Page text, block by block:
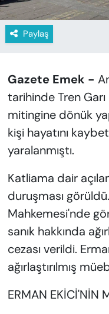
Paylaş
Gazete Emek -
tarihinde Tren
mitingine dönük
kişi hayatını
yaralanmıştı.
Katliama dair
duruşması
Mahkemesi'nde
sanık hakkında
cezası verildi.
ağırlaştırılmış
ERMAN EKİCİ'NİN
KÜLTÜR-SANAT
MAGAZİN
YAZAR KÖŞESİ
SİYASET
VAN VE